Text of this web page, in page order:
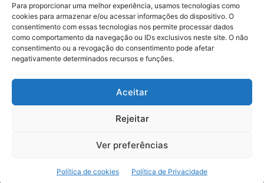
Para proporcionar uma melhor experiência, usamos tecnologias como
cookies para armazenar e/ou acessar informações do dispositivo. O
consentimento com essas tecnologias nos permite processar dados
como comportamento da navegação ou IDs exclusivos neste site. O não
consentimento ou a revogação do consentimento pode afetar
negativamente determinados recursos e funções.
Aceitar
Rejeitar
Ver preferências
Política de cookies Política de Privacidade
Contato:contato@portalg.com.br
Início Sobre
Termos de Uso
Política de Privacidade
Contato
tendências de consumo, marketing e comportamento digital.